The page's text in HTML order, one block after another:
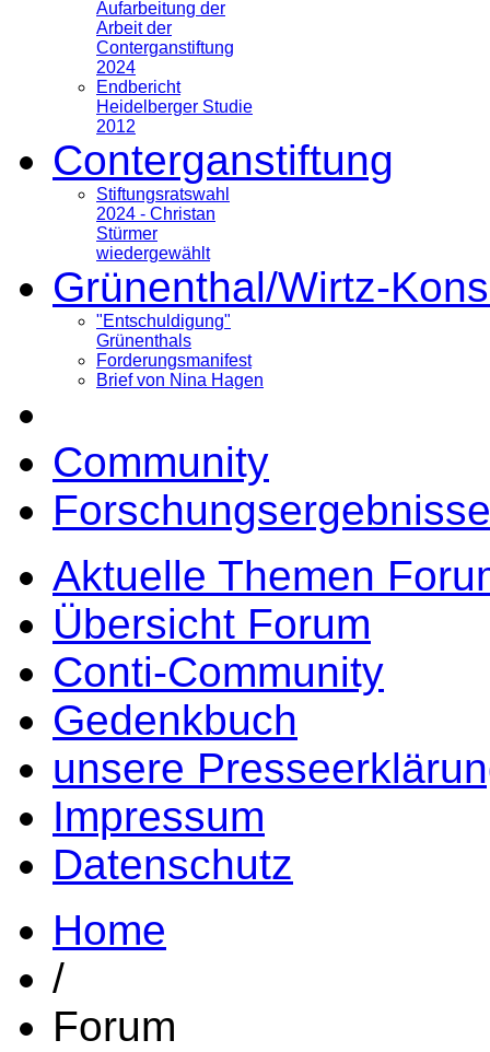
Aufarbeitung der
Arbeit der
Conterganstiftung
2024
Endbericht
Heidelberger Studie
2012
Conterganstiftung
Stiftungsratswahl
2024 - Christan
Stürmer
wiedergewählt
Grünenthal/Wirtz-
"Entschuldigung"
Grünenthals
Forderungsmanifest
Brief von Nina Hagen
Community
Aktuelle Themen
Übersicht Forum
Conti-Community
Gedenkbuch
unsere
Impressum
Datenschutz
Home
/
Forum